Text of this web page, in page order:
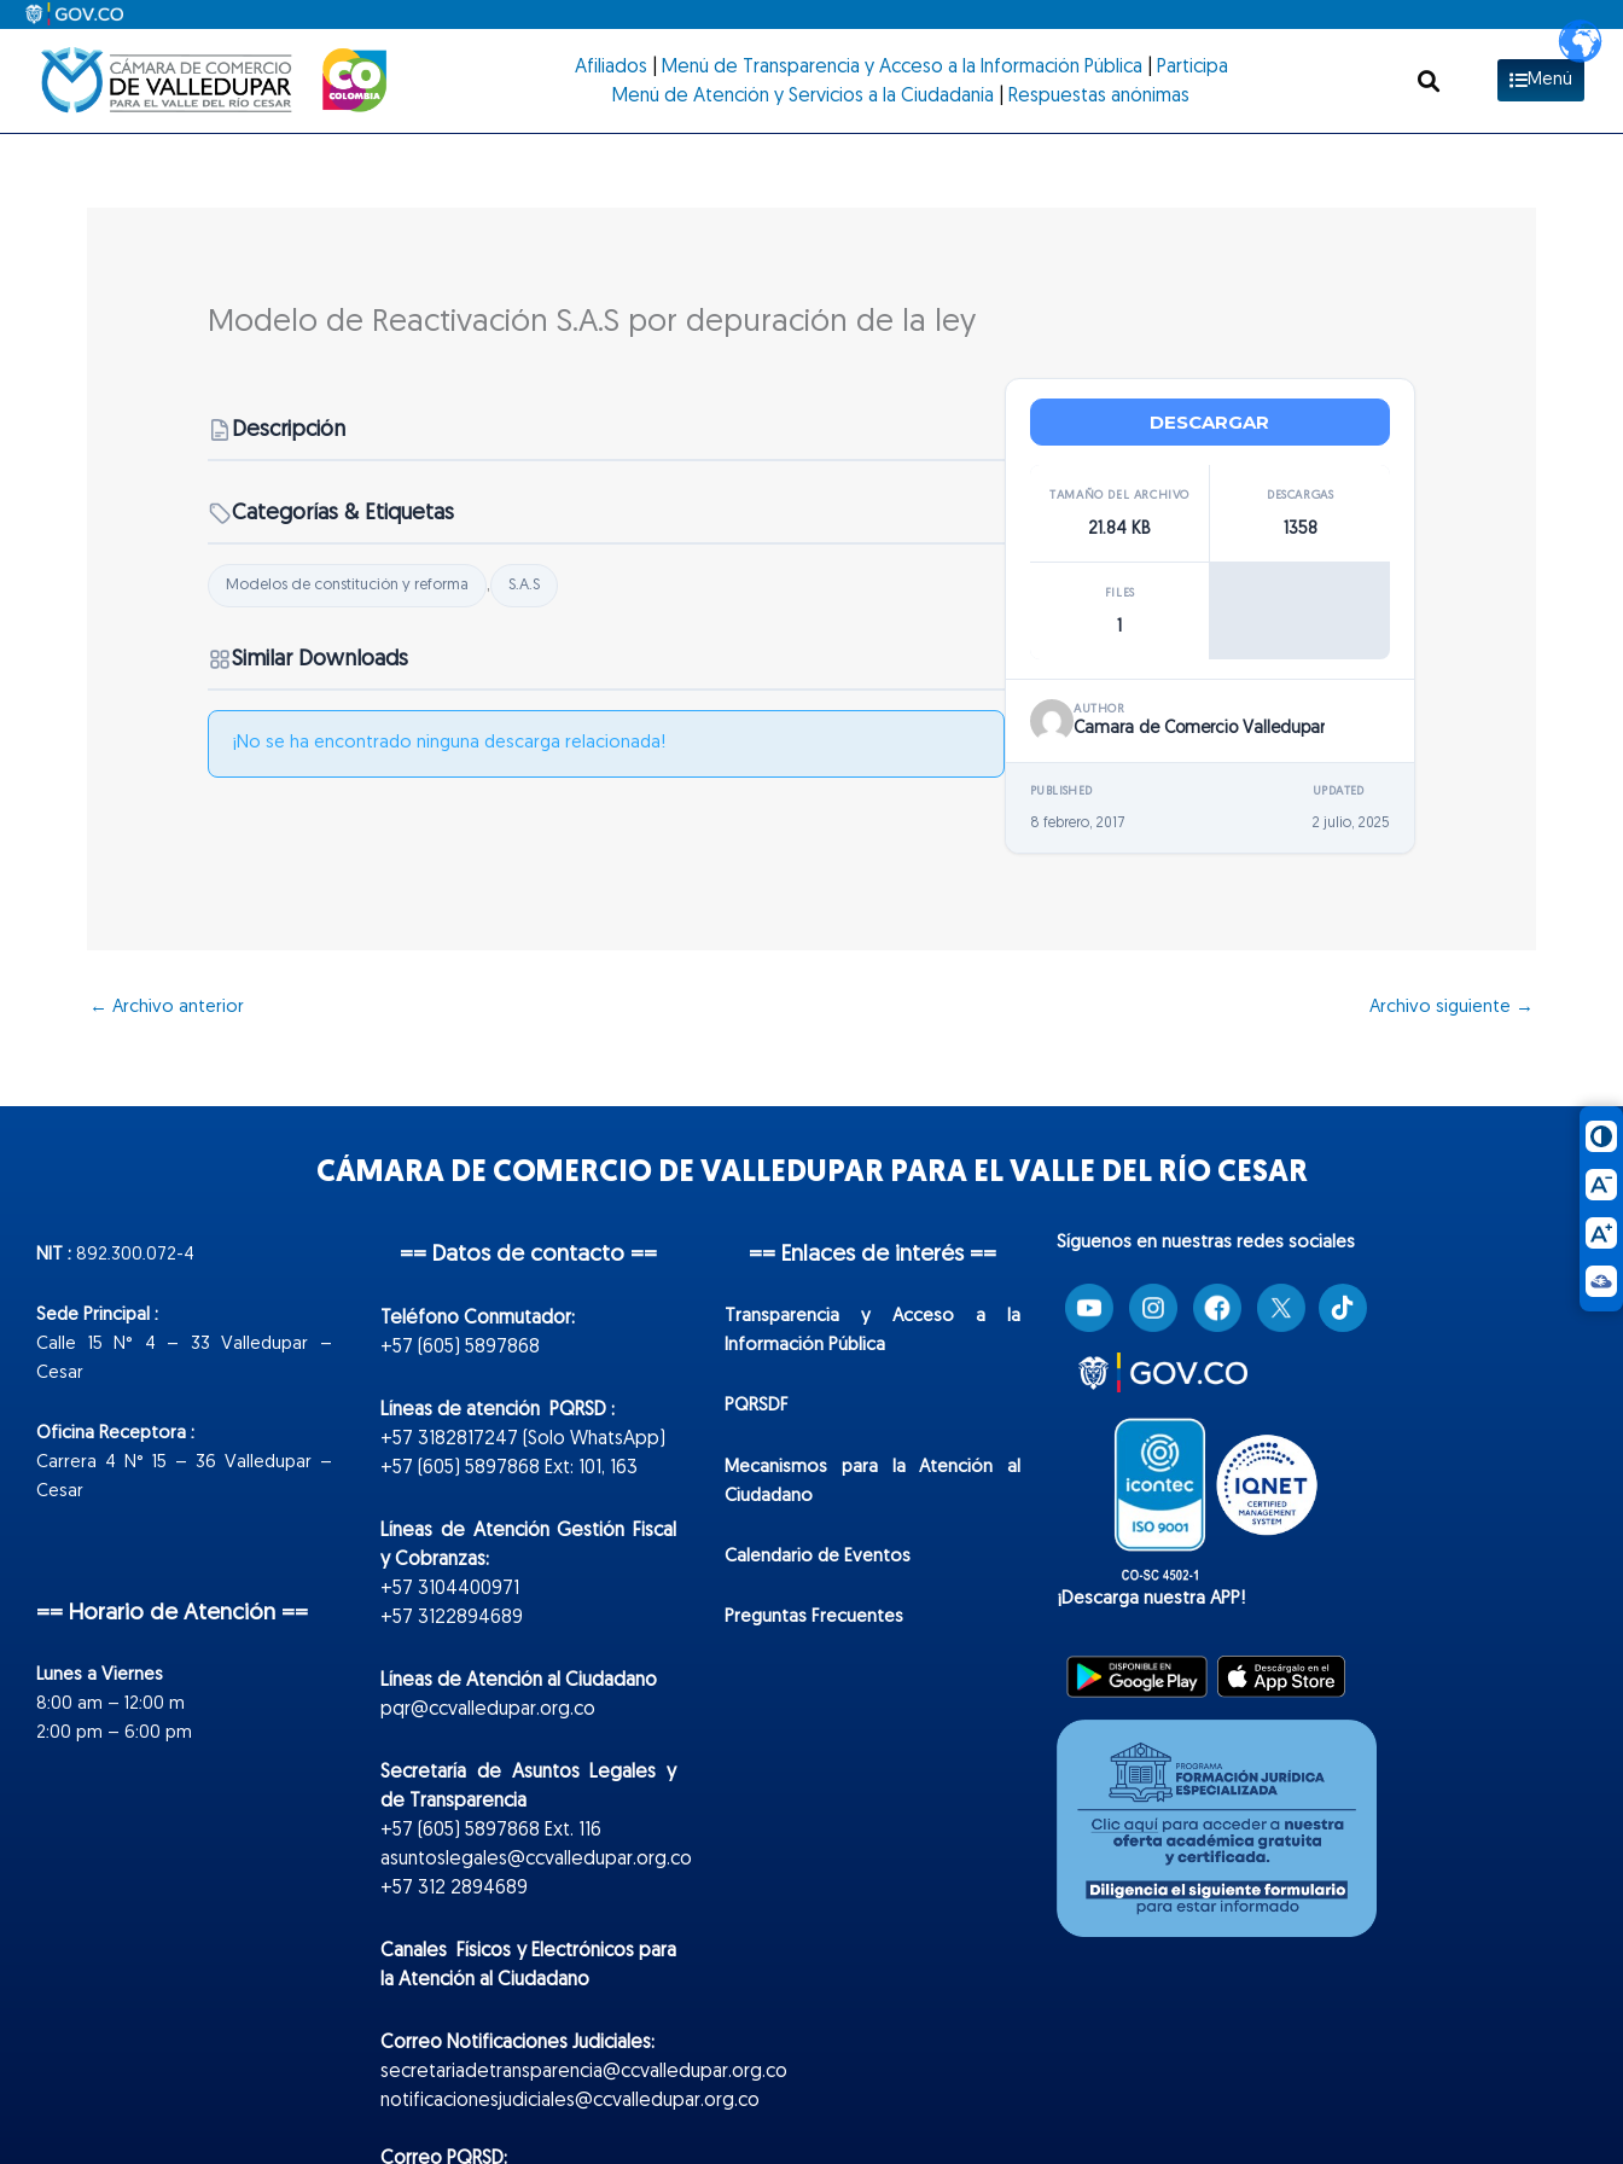
contenido
Afiliados Menú de Transparencia y Acceso a la Información Pública
Participa
Menú de Atención y Servicios a la Ciudadanía
Respuestas anónimas
Menú
Modelo de Reactivación S.A.S por depuración de la ley
Descripción
Categorías & Etiquetas
Modelos de constitución y reforma , S.A.S
Similar Downloads
¡No se ha encontrado ninguna descarga relacionada!
DESCARGAR
TAMAÑO DEL ARCHIVO
21.84 KB
DESCARGAS
1358
FILES
1
AUTHOR
Camara de Comercio Valledupar
PUBLISHED
8 febrero, 2017
UPDATED
2 julio, 2025
← Archivo anterior Archivo siguiente →
CÁMARA DE COMERCIO DE VALLEDUPAR PARA EL VALLE DEL RÍO CESAR
NIT : 892.300.072-4
Sede Principal :
Calle 15 N° 4 – 33 Valledupar –
Cesar
Oficina Receptora :
Carrera 4 N° 15 – 36 Valledupar –
Cesar
== Horario de Atención ==
Lunes a Viernes
8:00 am – 12:00 m
2:00 pm – 6:00 pm
== Datos de contacto ==
Teléfono Conmutador:
+57 (605) 5897868
Líneas de atención PQRSD :
+57 3182817247 (Solo WhatsApp)
+57 (605) 5897868 Ext: 101, 163
Líneas de Atención Gestión Fiscal
y Cobranzas:
+57 3104400971
+57 3122894689
Líneas de Atención al Ciudadano
pqr@ccvalledupar.org.co
Secretaría de Asuntos Legales y
de Transparencia
+57 (605) 5897868 Ext. 116
asuntoslegales@ccvalledupar.org.co
+57 312 2894689
Canales Físicos yElectrónicospara
la Atención al Ciudadano
Correo Notificaciones Judiciales:
secretariadetransparencia@ccvalledupar.org.co
notificacionesjudiciales@ccvalledupar.org.co
Correo PQRSD:
== Enlaces de interés ==
Transparencia y Acceso a la
Información Pública
PQRSDF
Mecanismos para la Atención al
Ciudadano
Calendario de Eventos
Preguntas Frecuentes
Síguenos en nuestras redes sociales
T
i
k
¡Descarga nuestra APP!